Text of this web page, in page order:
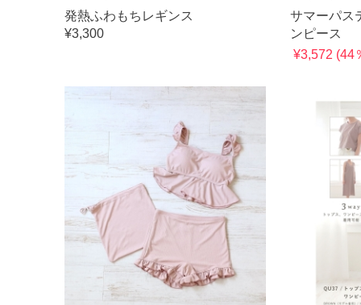
発熱ふわもちレギンス
¥3,300
サマーパス
ンピース
¥3,572 (44